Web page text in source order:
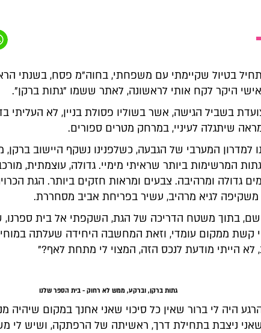
בטיול שקיימתי עם משפחתי, בחוה"מ פסח, בשנתי
היקר לקח אותי לראשונה, לאתר ששמו "גתות ברקן".
בשביל הגישה, אשר בשוליו פסולת בניין, לא העליתי
שיתגלה לעיניי, במרחק מטרים ספורים.
למדרון המערבי של הגבעה, כשלפנינו נשקף היישוב ברקן,
המרשימות ביותר שראיתי מימיי. גדולה, עוצמתית,
גדולה ומרהיבה. צבעים ומראות חזקים ביותר. הגת
משקיפה לגיא מרהיב, עשיר בפריחת אביב מסחררת.
בתוך משטח הדריכה של הגת, השקפתי אל בית
קשת ממקום עומדי, וזאת המחשבה היחידה שעלתה
לא הייתי מודעת לנכס הזה, המצוי לי מתחת לאף?"
גתות ברקן, וברקע, ממש לא רחוק - בית הספר שלנו
היה לי ברור שאין כל סיכוי שאני אחנך במקום שיהיה
ניצבת בתחילת דרך, ראשיתה של הרפתקה, ושיש לי